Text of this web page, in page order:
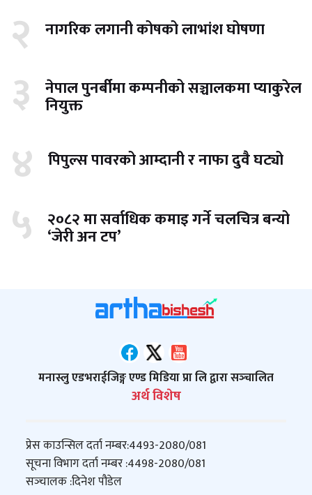
२ नागरिक लगानी कोषको लाभांश घोषणा
३ नेपाल पुनर्बीमा कम्पनीको सञ्चालकमा प्याकुरेल
नियुक्त
४ पिपुल्स पावरको आम्दानी र नाफा दुवै घट्यो
५ २०८२ मा सर्वाधिक कमाइ गर्ने चलचित्र बन्यो
‘जेरी अन टप’
मनास्लु एडभराईजिङ्ग एण्ड मिडिया प्रा लि द्वारा सञ्‍चालित
अर्थ विशेष
प्रेस काउन्सिल दर्ता नम्बर:4493-2080/081
सूचना विभाग दर्ता नम्बर :4498-2080/081
सञ्‍चालक :दिनेश पौडेल